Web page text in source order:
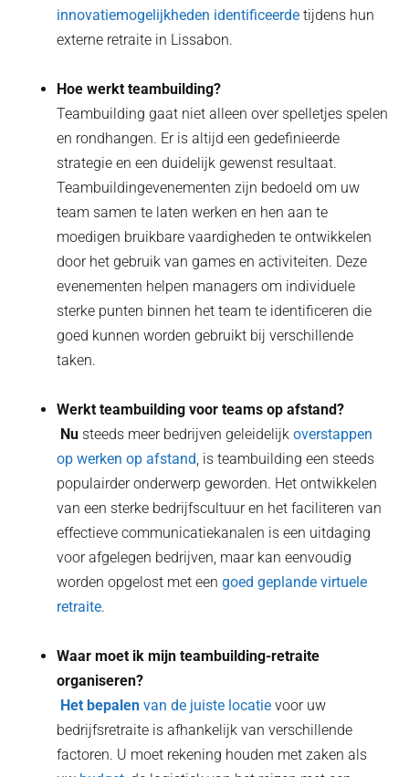
innovatiemogelijkheden identificeerde tijdens hun
externe retraite in Lissabon.
Hoe werkt teambuilding?
Teambuilding gaat niet alleen over spelletjes spelen
en rondhangen. Er is altijd een gedefinieerde
strategie en een duidelijk gewenst resultaat.
Teambuildingevenementen zijn bedoeld om uw
team samen te laten werken en hen aan te
moedigen bruikbare vaardigheden te ontwikkelen
door het gebruik van games en activiteiten. Deze
evenementen helpen managers om individuele
sterke punten binnen het team te identificeren die
goed kunnen worden gebruikt bij verschillende
taken.
Werkt teambuilding voor teams op afstand?
‍ Nu steeds meer bedrijven geleidelijkoverstappen
op werken op afstand, is teambuilding een steeds
populairder onderwerp geworden. Het ontwikkelen
van een sterke bedrijfscultuur en het faciliteren van
effectieve communicatiekanalen is een uitdaging
voor afgelegen bedrijven, maar kan eenvoudig
worden opgelost met eengoed geplande virtuele
retraite.
Waar moet ik mijn teambuilding-retraite
organiseren?
‍ Het bepalen van de juiste locatie voor uw
bedrijfsretraite is afhankelijk van verschillende
factoren. U moet rekening houden met zaken als